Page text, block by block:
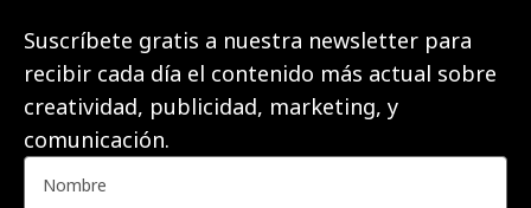
Suscríbete gratis a nuestra newsletter para
recibir cada día el contenido más actual sobre
creatividad, publicidad, marketing, y
comunicación.